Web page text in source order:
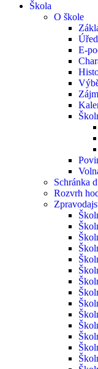
Škola
O škole
E-
Schránka
Rozvrh